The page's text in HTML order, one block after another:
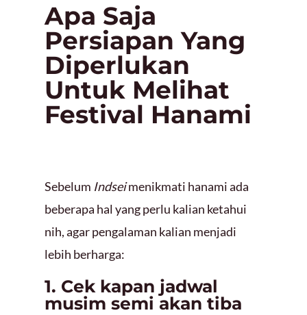
Apa Saja
Persiapan Yang
Diperlukan
Untuk Melihat
Festival Hanami
Sebelum Indseimenikmati hanami ada
beberapa hal yang perlu kalian ketahui
nih, agar pengalaman kalian menjadi
lebih berharga:
1. Cek kapan jadwal
musim semi akan tiba